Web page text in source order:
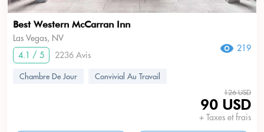
Best Western McCarran Inn
Las Vegas, NV
4.1 / 5
2236 Avis
219
Chambre De Jour Convivial Au Travail
126 USD
90 USD
+ Taxes et frais